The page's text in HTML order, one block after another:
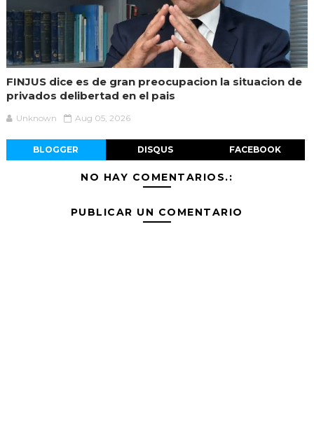
FINJUS dice es de gran preocupacion la situacion de
privados delibertad en el pais
Unknown Aug 05, 2026
BLOGGER DISQUS FACEBOOK
NO HAY COMENTARIOS.:
PUBLICAR UN COMENTARIO